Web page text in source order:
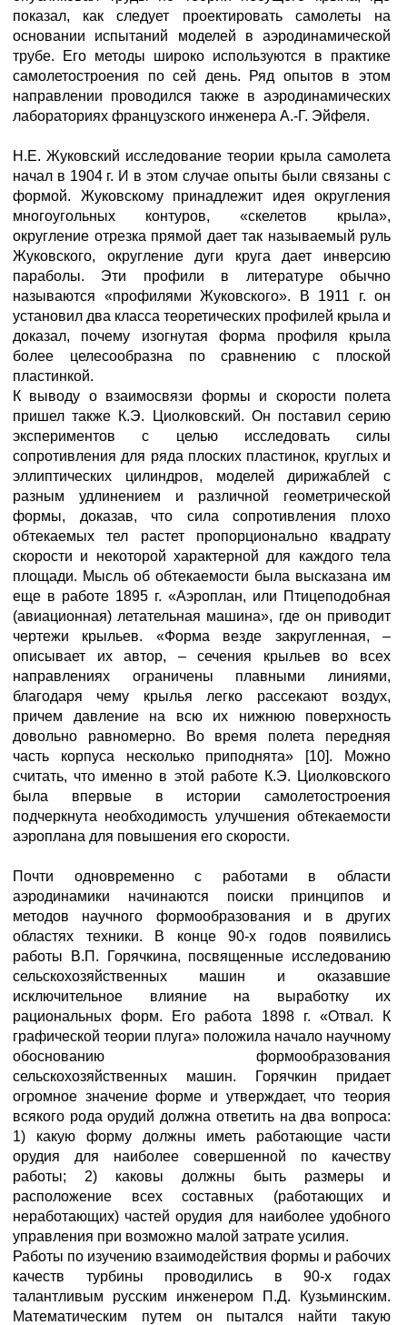
показал, как следует проектировать самолеты на
основании испытаний моделей в аэродинамической
трубе. Его методы широко используются в практике
самолетостроения по сей день. Ряд опытов в этом
направлении проводился также в аэродинамических
лабораториях французского инженера А.-Г. Эйфеля.
Н.Е. Жуковский исследование теории крыла самолета
начал в 1904 г. И в этом случае опыты были связаны с
формой. Жуковскому принадлежит идея округления
многоугольных контуров, «скелетов крыла»,
округление отрезка прямой дает так называемый руль
Жуковского, округление дуги круга дает инверсию
параболы. Эти профили в литературе обычно
называются «профилями Жуковского». В 1911 г. он
установил два класса теоретических профилей крыла и
доказал, почему изогнутая форма профиля крыла
более целесообразна по сравнению с плоской
пластинкой.
К выводу о взаимосвязи формы и скорости полета
пришел также К.Э. Циолковский. Он поставил серию
экспериментов с целью исследовать силы
сопротивления для ряда плоских пластинок, круглых и
эллиптических цилиндров, моделей дирижаблей с
разным удлинением и различной геометрической
формы, доказав, что сила сопротивления плохо
обтекаемых тел растет пропорционально квадрату
скорости и некоторой характерной для каждого тела
площади. Мысль об обтекаемости была высказана им
еще в работе 1895 г. «Аэроплан, или Птицеподобная
(авиационная) летательная машина», где он приводит
чертежи крыльев. «Форма везде закругленная, –
описывает их автор, – сечения крыльев во всех
направлениях ограничены плавными линиями,
благодаря чему крылья легко рассекают воздух,
причем давление на всю их нижнюю поверхность
довольно равномерно. Во время полета передняя
часть корпуса несколько приподнята» [10]. Можно
считать, что именно в этой работе К.Э. Циолковского
была впервые в истории самолетостроения
подчеркнута необходимость улучшения обтекаемости
аэроплана для повышения его скорости.
Почти одновременно с работами в области
аэродинамики начинаются поиски принципов и
методов научного формообразования и в других
областях техники. В конце 90-х годов появились
работы В.П. Горячкина, посвященные исследованию
сельскохозяйственных машин и оказавшие
исключительное влияние на выработку их
рациональных форм. Его работа 1898 г. «Отвал. К
графической теории плуга» положила начало научному
обоснованию формообразования
сельскохозяйственных машин. Горячкин придает
огромное значение форме и утверждает, что теория
всякого рода орудий должна ответить на два вопроса:
1) какую форму должны иметь работающие части
орудия для наиболее совершенной по качеству
работы; 2) каковы должны быть размеры и
расположение всех составных (работающих и
неработающих) частей орудия для наиболее удобного
управления при возможно малой затрате усилия.
Работы по изучению взаимодействия формы и рабочих
качеств турбины проводились в 90-х годах
талантливым русским инженером П.Д. Кузьминским.
Математическим путем он пытался найти такую